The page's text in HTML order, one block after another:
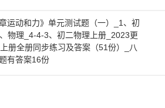
运动和力》单元测试题（一）_1、初
物理_4-4-3、初二物理上册_2023更
册全册同步练习及答案（51份）_八
有答案16份